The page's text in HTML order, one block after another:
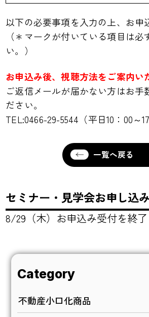
以下の必要事項を入力の上、お申
（＊マークが付いている項目は必
い。）
お申込み後、視聴方法をご案内い
ご返信メールが届かない方はお手
ださい。
TEL:0466-29-5544（平日10：00～17
一覧へ戻る
セミナー・見学会お申し込
8/29（木）お申込み受付を終
Category
不動産小口化商品